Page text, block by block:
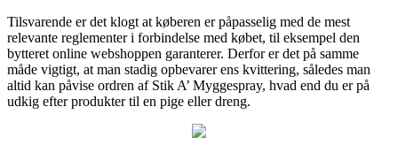
Tilsvarende er det klogt at køberen er påpasselig med de mest
relevante reglementer i forbindelse med købet, til eksempel den
bytteret online webshoppen garanterer. Derfor er det på samme
måde vigtigt, at man stadig opbevarer ens kvittering, således man
altid kan påvise ordren af Stik A’ Myggespray, hvad end du er på
udkig efter produkter til en pige eller dreng.